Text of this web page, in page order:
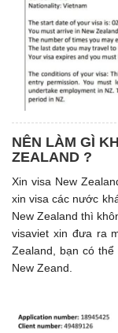
NÊN LÀM GÌ
ZEALAND ?
Xin visa New
xin visa các nước
New Zealand thì
visaviet xin đưa ra
Zealand, bạn có
New Zeand.